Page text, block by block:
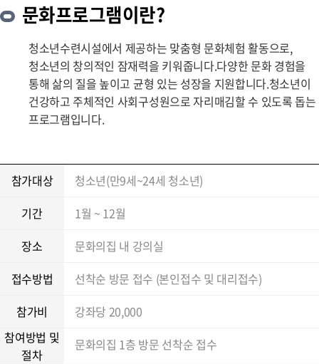
문화프로그램이란?
청소년수련시설에서 제공하는 맞춤형 문화체험 활동으로,
청소년의 창의적인 잠재력을 키워줍니다.다양한 문화 경험을
통해 삶의 질을 높이고 균형 있는 성장을 지원합니다.청소년이
건강하고 주체적인 사회구성원으로 자리매김할 수 있도록 돕는
프로그램입니다.
참가대상
청소년(만9세~24세 청소년)
기간
1월 ~ 12월
장소
문화의집 내 강의실
접수방법
선착순 방문 접수 (본인접수 및 대리접수)
참가비
강좌당 20,000
참여방법 및
절차
문화의집 1층 방문 선착순 접수